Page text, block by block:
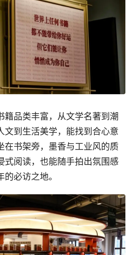
籍品类丰富，从文学名著到潮
文到生活美学，能找到合心意
在书架旁，墨香与工业风的质
式阅读，也能随手拍出氛围感
必访之地。